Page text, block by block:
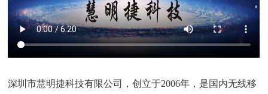
深圳市慧明捷科技有限公司，创立于2006年，是国内无线移